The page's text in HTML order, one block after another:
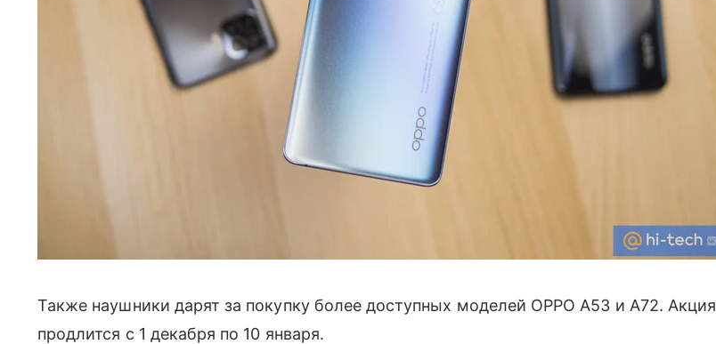
Также наушники дарят за покупку более доступных моделей OPPO A53 и A72. Акция
продлится с 1 декабря по 10 января.